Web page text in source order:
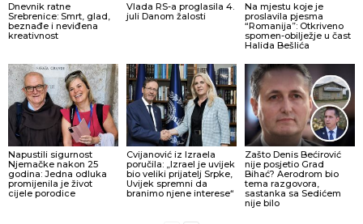
Dnevnik ratne
Srebrenice: Smrt, glad,
beznađe i neviđena
kreativnost
Vlada RS-a proglasila 4.
juli Danom žalosti
Na mjestu koje je
proslavila pjesma
“Romanija”: Otkriveno
spomen-obilježje u čast
Halida Bešlića
Napustili sigurnost
Njemačke nakon 25
godina: Jedna odluka
promijenila je život
cijele porodice
Cvijanović iz Izraela
poručila: „Izrael je uvijek
bio veliki prijatelj Srpke,
Uvijek spremni da
branimo njene interese“
Zašto Denis Bećirović
nije posjetio Grad
Bihać? Aerodrom bio
tema razgovora,
sastanka sa Sedićem
nije bilo